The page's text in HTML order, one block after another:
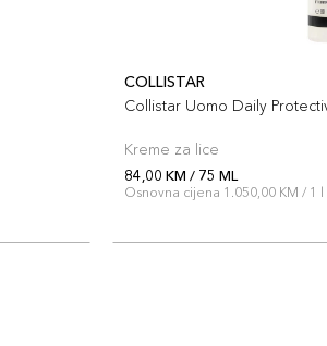
COLLISTAR
Collistar Uomo Daily
Kreme za lice
84,00 KM / 75 ML
Osnovna cijena 1.050,00 KM / 1 l